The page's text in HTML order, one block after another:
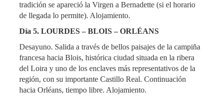
tradición se apareció la Virgen a Bernadette (si el horario
de llegada lo permite). Alojamiento.
Día 5. LOURDES – BLOIS – ORLÉANS
Desayuno. Salida a través de bellos paisajes de la campiña
francesa hacia Blois, histórica ciudad situada en la ribera
del Loira y uno de los enclaves más representativos de la
región, con su importante Castillo Real. Continuación
hacia Orléans, tiempo libre. Alojamiento.